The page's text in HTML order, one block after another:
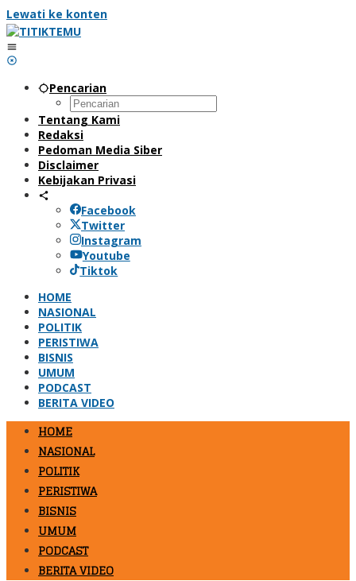
Lewati ke konten
Pencarian
Tentang Kami
Redaksi
Pedoman Media Siber
Disclaimer
Kebijakan Privasi
Facebook
Twitter
Instagram
Youtube
Tiktok
HOME
NASIONAL
POLITIK
PERISTIWA
BISNIS
UMUM
PODCAST
BERITA VIDEO
HOME
NASIONAL
POLITIK
PERISTIWA
BISNIS
UMUM
PODCAST
BERITA VIDEO